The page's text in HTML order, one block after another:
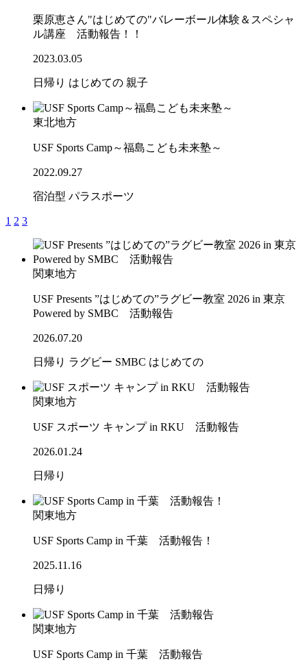
栗原恵さん"はじめての"バレーボール体験＆スペシャ
ル講座 活動報告！！
2023.03.05
日帰り はじめての 親子
東北地方
USF Sports Camp～福島こども未来塾～
2022.09.27
宿泊型 パラスポーツ
1 2 3
関東地方
USF Presents ”はじめての”ラグビー教室 2026 in 東京
Powered by SMBC 活動報告
2026.07.20
日帰り ラグビー SMBC はじめての
関東地方
USF スポーツ キャンプ in RKU 活動報告
2026.01.24
日帰り
関東地方
USF Sports Camp in 千葉 活動報告！
2025.11.16
日帰り
関東地方
USF Sports Camp in 千葉 活動報告